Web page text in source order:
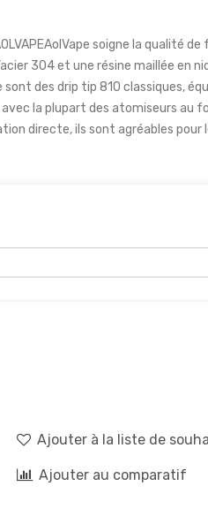
soigne la qualité
304 et une résine maillée en
des drip tip 810 classiques,
la plupart des atomiseurs au
directe, ils sont agréables pour
Ajouter à la liste de
Ajouter au comparatif